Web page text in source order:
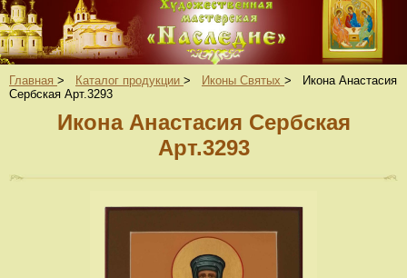
Главная > Каталог продукции > Иконы Святых >
Икона Анастасия
Сербская Арт.3293
Икона Анастасия Сербская
Арт.3293